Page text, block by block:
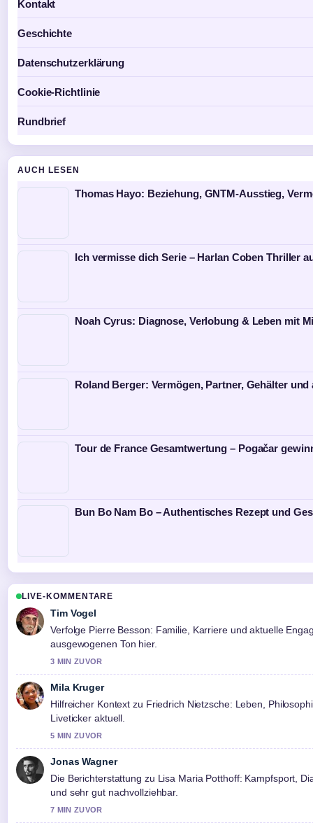
Kontakt
Geschichte
Datenschutzerklärung
Cookie-Richtlinie
Rundbrief
AUCH LESEN
Thomas Hayo: Beziehung, GNTM-Ausstieg,
Ich vermisse dich Serie – Harlan Coben Thriller
Noah Cyrus: Diagnose, Verlobung & Leben mit
Roland Berger: Vermögen, Partner, Gehälter und
Tour de France Gesamtwertung – Pogačar
Bun Bo Nam Bo – Authentisches Rezept und
LIVE-KOMMENTARE
Tim Vogel
Verfolge Pierre Besson: Familie, Karriere und aktuelle
ausgewogenen Ton hier.
3 MIN ZUVOR
Mila Kruger
Hilfreicher Kontext zu Friedrich Nietzsche: Leben,
Liveticker aktuell.
5 MIN ZUVOR
Jonas Wagner
Die Berichterstattung zu Lisa Maria Potthoff: Kampfsport,
und sehr gut nachvollziehbar.
7 MIN ZUVOR